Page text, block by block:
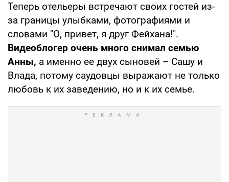
Теперь отельеры встречают своих гостей из-
за границы улыбками, фотографиями и
словами "О, привет, я друг Фейхана!".
Видеоблогер очень много снимал семью
Анны, а именно ее двух сыновей – Сашу и
Влада, потому саудовцы выражают не только
любовь к их заведению, но и к их семье.